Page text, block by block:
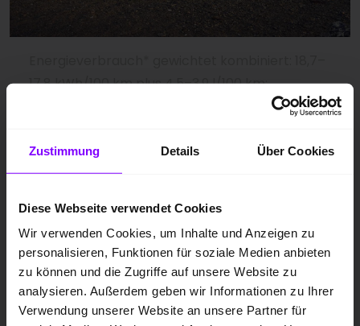
Zustimmung Details Über Cookies
Diese Webseite verwendet Cookies
Wir verwenden Cookies, um Inhalte und Anzeigen zu
personalisieren, Funktionen für soziale Medien anbieten
zu können und die Zugriffe auf unsere Website zu
analysieren. Außerdem geben wir Informationen zu Ihrer
Verwendung unserer Website an unsere Partner für
17,8 kWh/100 km plus 4,5–3,9 l/100 km;
Kraftstoffverbrauch bei entladener Batterie
gewichtet kombiniert: 102–88 g/km; CO₂-Klasse
gewichtet kombiniert: C–B; CO₂-Klasse bei
Der Audi RS 5 auch als Avant
Energieverbrauch* gewichtet kombiniert: 18,7–
17,8 kWh/100 km plus 4,5–3,9 l/100 km;